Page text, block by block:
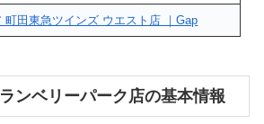
町田東急ツインズ ウエスト店 ｜Gap
ンベリーパーク店の基本情報